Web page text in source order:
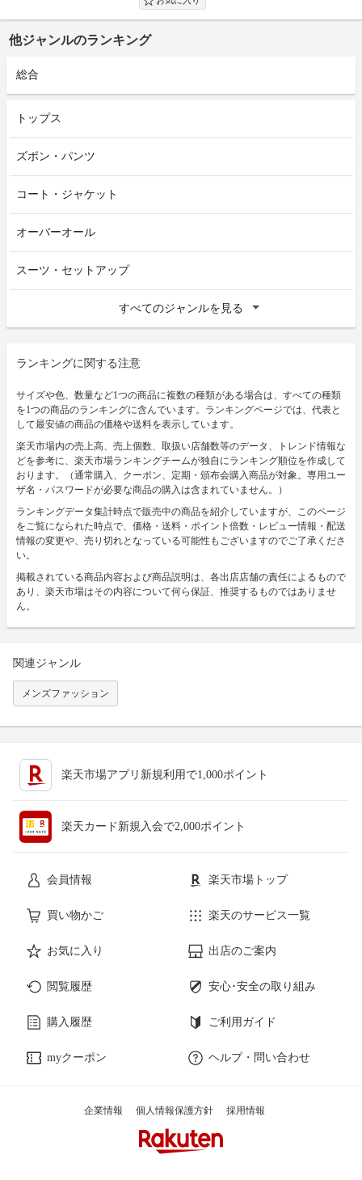
他ジャンルのランキング
総合
トップス
ズボン・パンツ
コート・ジャケット
オーバーオール
スーツ・セットアップ
すべてのジャンルを見る
ランキングに関する注意
サイズや色、数量など1つの商品に複数の種類がある場合は、すべての種類
を1つの商品のランキングに含んでいます。ランキングページでは、代表と
して最安値の商品の価格や送料を表示しています。
楽天市場内の売上高、売上個数、取扱い店舗数等のデータ、トレンド情報な
どを参考に、楽天市場ランキングチームが独自にランキング順位を作成して
おります。（通常購入、クーポン、定期・頒布会購入商品が対象。専用ユー
ザ名・パスワードが必要な商品の購入は含まれていません。）
ランキングデータ集計時点で販売中の商品を紹介していますが、このページ
をご覧になられた時点で、価格・送料・ポイント倍数・レビュー情報・配送
情報の変更や、売り切れとなっている可能性もございますのでご了承くださ
い。
掲載されている商品内容および商品説明は、各出店店舗の責任によるもので
あり、楽天市場はその内容について何ら保証、推奨するものではありませ
ん。
関連ジャンル
メンズファッション
楽天市場アプリ新規利用で1,000ポイント
楽天カード新規入会で2,000ポイント
会員情報 楽天市場トップ
買い物かご 楽天のサービス一覧
お気に入り 出店のご案内
閲覧履歴 安心･安全の取り組み
購入履歴 ご利用ガイド
myクーポン ヘルプ・問い合わせ
企業情報 個人情報保護方針 採用情報